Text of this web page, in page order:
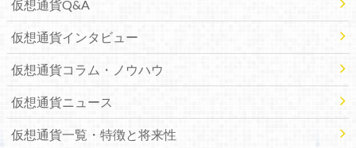
仮想通貨Q&A
仮想通貨インタビュー
仮想通貨コラム・ノウハウ
仮想通貨ニュース
仮想通貨一覧・特徴と将来性